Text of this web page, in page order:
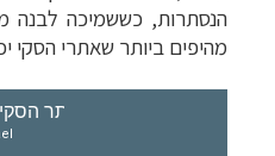
הנסתרות, כששמיכה לבנה
מהיפים ביותר שאתרי הסקי